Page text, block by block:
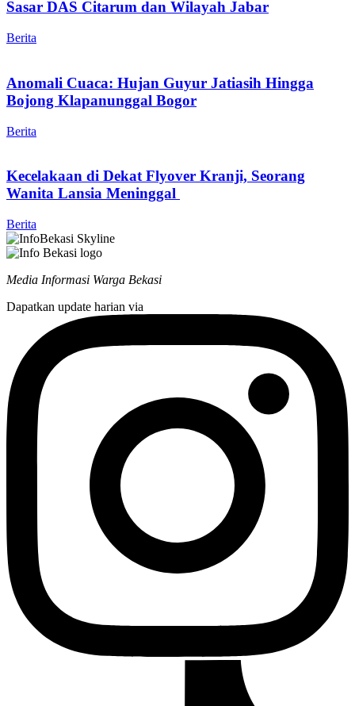
Sasar DAS Citarum dan Wilayah Jabar
Berita
Anomali Cuaca: Hujan Guyur Jatiasih Hingga
Bojong Klapanunggal Bogor
Berita
Kecelakaan di Dekat Flyover Kranji, Seorang
Wanita Lansia Meninggal
Berita
Media Informasi Warga Bekasi
Dapatkan update harian via